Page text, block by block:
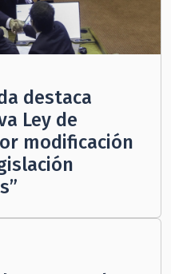
destaca
Ley de
modificación